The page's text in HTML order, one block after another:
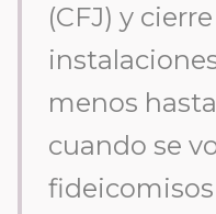
(CFJ) y
menos
cuando se
fideicomisos